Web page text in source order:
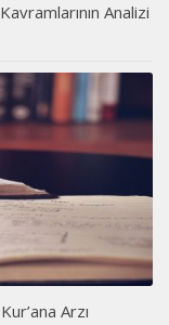
Analizi
Arzı